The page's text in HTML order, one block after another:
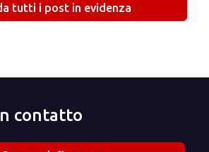
tutti i post in evidenza
contatto